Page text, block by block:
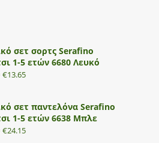
σετ σορτς Serafino
1-5 ετών 6680 Λευκό
€13.65
σετ παντελόνα Serafino
1-5 ετών 6638 Μπλε
€24.15